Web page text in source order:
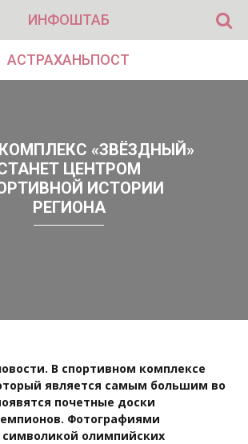
ИНФОШТАБ
АСТРАХАНЬПОСТ
«ЗВЁЗДНЫЙ»
ЦЕНТРОМ
ИСТОРИИ
РЕГИОНА
В спортивном комплексе
является самым большим во
почетные доски
Фотографиями
олимпийских